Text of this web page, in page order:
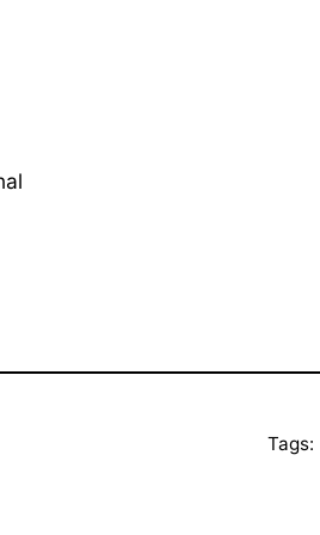
Tags: